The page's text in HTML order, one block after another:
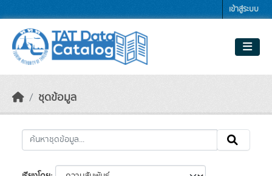
เข้าสู่ระบบ
ชุดข้อมูล